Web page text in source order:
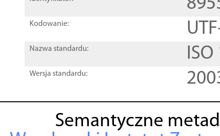
Kodowanie:
Nazwa standardu:
Wersja standardu:
Semantyczne